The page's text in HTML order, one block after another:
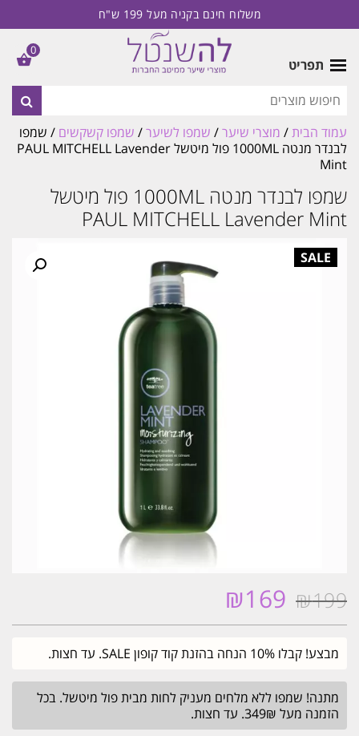
משלוח חינם בקניה מעל 199 ש"ח
תפריט
עמוד הבית/ מוצרי שיער/ שמפו לשיער/ שמפו קשקשים / שמפו
לבנדר מנטה 1000ML פול מיטשל PAUL MITCHELL Lavender
Mint
שמפו לבנדר מנטה 1000ML פול מיטשל
PAUL MITCHELL Lavender Mint
₪199
המחיר
₪199.
₪169
₪169.
מבצע! קבלו 10% הנחה בהזנת קוד קופון SALE. עד חצות.
מתנה! שמפו ללא מלחים מעניק לחות מבית פול מיטשל. בכל
הזמנה מעל 349₪. עד חצות.
0